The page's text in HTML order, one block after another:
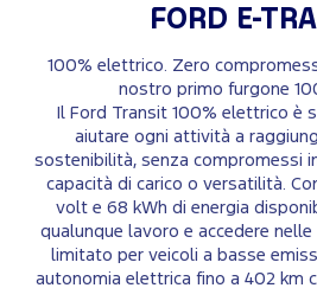
FORD E-
100% elettrico. Zero
nostro primo furgone
Il Ford Transit 100% elettrico
aiutare ogni attività a
sostenibilità, senza compromessi
capacità di carico o versatilità.
volt e 68 kWh di energia
qualunque lavoro e accedere
limitato per veicoli a basse
autonomia elettrica fino a 402 km